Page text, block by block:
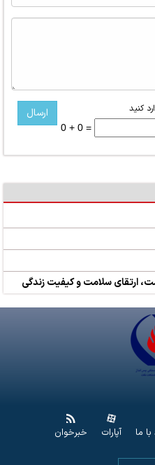
کنید
0 + 0 =
ارتقای سلامت و کیفیت زندگی
با ما آپارات خبرخوان